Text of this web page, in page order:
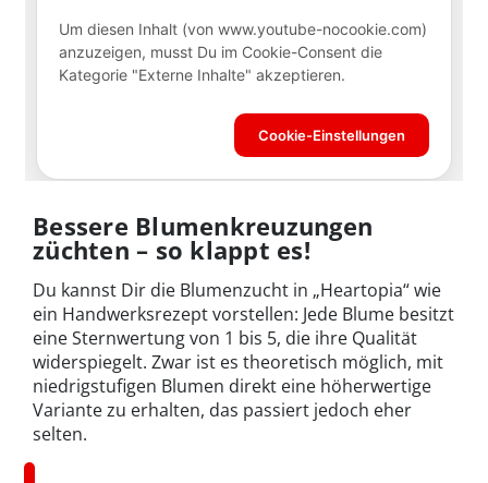
Bessere Blumenkreuzungen
züchten – so klappt es!
Du kannst Dir die Blumenzucht in „Heartopia“ wie
ein Handwerksrezept vorstellen: Jede Blume besitzt
eine Sternwertung von 1 bis 5, die ihre Qualität
widerspiegelt. Zwar ist es theoretisch möglich, mit
niedrigstufigen Blumen direkt eine höherwertige
Variante zu erhalten, das passiert jedoch eher
selten.